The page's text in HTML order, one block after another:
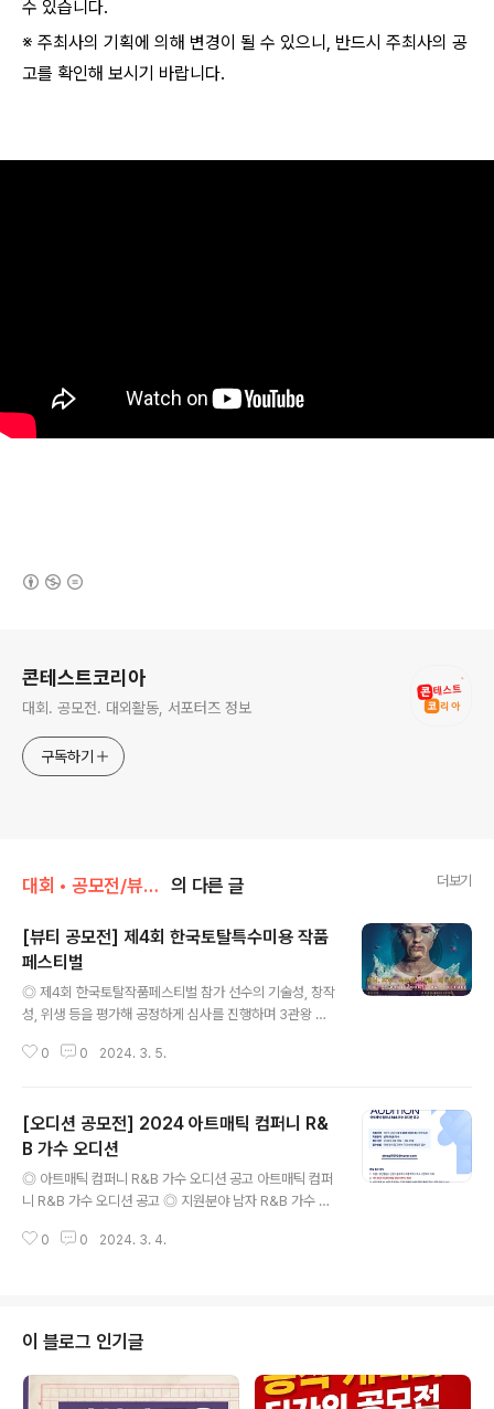
수 있습니다.
※ 주최사의 기획에 의해 변경이 될 수 있으니, 반드시 주최사의 공
고를 확인해 보시기 바랍니다.
콘테스트코리아
대회. 공모전. 대외활동, 서포터즈 정보
구독하기
대회 • 공모전/뷰티 • 선발 • 배우 • 오디션 의 다른 글 더보기
[뷰티 공모전] 제4회 한국토탈특수미용 작품
페스티벌
◎ 제4회 한국토탈작품페스티벌 참가 선수의 기술성, 창작
성, 위생 등을 평가해 공정하게 심사를 진행하며 3관왕 그
대회입니다. 종목은 크게 왁싱, 피부, 네일, 속눈썹, 메디컬
미용분야에서 성장 하고자 하는 모든 분들 ◎ 접수기간 20
24.02.26~2024.04.30 ◎ 접수방법 및 순서 1. 참가신
청 및 참가비납부(서약서포함) 2024.02.26 ~ 2024.0
4.30 대회 참가 신청은 참가비 납부마감일 이전까지 참가
가신청서를 작성하여 신청하고 참가비를 신청마감일 이전
0 0 2024. 3. 5.
[오디션 공모전] 2024 아트매틱 컴퍼니 R&
B 가수 오디션
◎ 아트매틱 컴퍼니 R&B 가수 오디션 공고 아트매틱 컴퍼
니 R&B 가수 오디션 공고 ◎ 지원분야 남자 R&B 가수 ◎
접수기간 2024년 2월 13일 - 4월 30일 ◎ 접수방법 아
첨부 3. 사진 첨부 시, 보정 효과 없는 기본 카메라 사용 (정
면 / 측면 / 전신 - 3장 이상 / jpg) ◎ 문 의 +82.2.544.
5882 ※ 내용이 더 궁금하시다면, 에서 확인하실 수 있습
니다. ※ 주최사의 기획에 의해 변경이 될 수 있으니, 반드시
0 0 2024. 3. 4.
이 블로그 인기글